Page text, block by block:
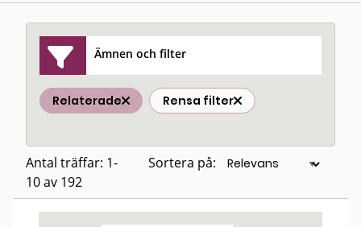
Ämnen och filter
Relaterade Rensa filter
Antal träffar: 1-
10 av 192
Sortera på: